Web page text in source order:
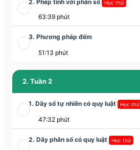
2. Phép tính với phân số Học thử
63:39 phút
3. Phương pháp đếm
51:13 phút
2. Tuần 2
1. Dãy số tự nhiên có quy luật Học thử
47:32 phút
2. Dãy phân số có quy luật Học thử